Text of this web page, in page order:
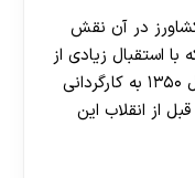
در آن نقش
استقبال زیادی از
سوی مردم مواجه شد. این فیلم در سال ۱۳۵۰ به کارگردانی
از انقلاب این